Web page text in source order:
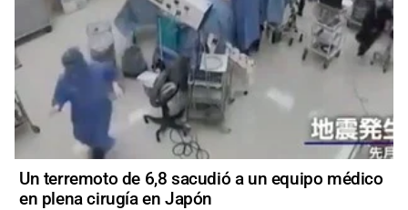
Un terremoto de 6,8 sacudió a un equipo médico
en plena cirugía en Japón